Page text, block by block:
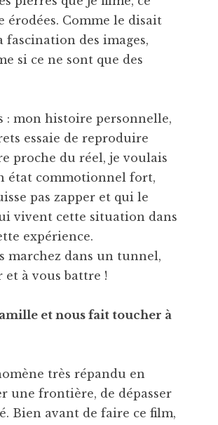
érodées. Comme le disait
fascination des images,
si ce ne sont que des
: mon histoire personnelle,
essaie de reproduire
proche du réel, je voulais
état commotionnel fort,
pas zapper et qui le
vivent cette situation dans
expérience.
marchez dans un tunnel,
à vous battre !
et nous fait toucher à
très répandu en
une frontière, de dépasser
Bien avant de faire ce film,